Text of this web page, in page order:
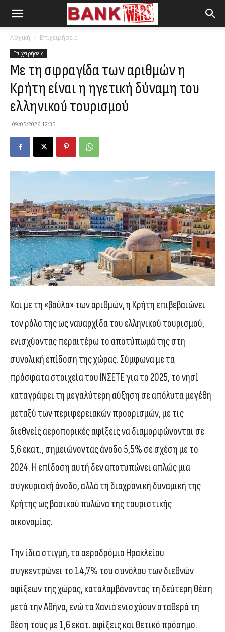
Αρχική Επιχειρήσεις
Επιχειρήσεις
Με τη σφραγίδα των αριθμών η
Κρήτη είναι η ηγετική δύναμη του
ελληνικού τουρισμού
09/05/2026 12:35
Και με τη «βούλα» των αριθμών, η Κρήτη επιβεβαιώνει
τον ρόλο της ως ναυαρχίδα του ελληνικού τουρισμού,
ενισχύοντας περαιτέρω το αποτύπωμά της στη
συνολική επίδοση της χώρας. Σύμφωνα με τα
πρόσφατα στοιχεία του ΙΝΣΕΤΕ για το 2025, το νησί
καταγράφει τη μεγαλύτερη αύξηση σε απόλυτα μεγέθη
μεταξύ των περιφερειακών προορισμών, με τις
διεθνείς αεροπορικές αφίξεις να διαμορφώνονται σε
5,6 εκατ., σημειώνοντας άνοδο 5,5% σε σχέση με το
2024. Η επίδοση αυτή δεν αποτυπώνει απλώς μια
συγκυριακή άνοδο, αλλά τη διαχρονική δυναμική της
Κρήτης ως βασικού πυλώνα της τουριστικής
οικονομίας.
Την ίδια στιγμή, το αεροδρόμιο Ηρακλείου
συγκεντρώνει το 14,7% του συνόλου των διεθνών
αφίξεων της χώρας, καταλαμβάνοντας τη δεύτερη θέση
μετά την Αθήνα, ενώ τα Χανιά ενισχύουν σταθερά τη
θέση τους με 1,6 εκατ. αφίξεις και θετικό πρόσημο.